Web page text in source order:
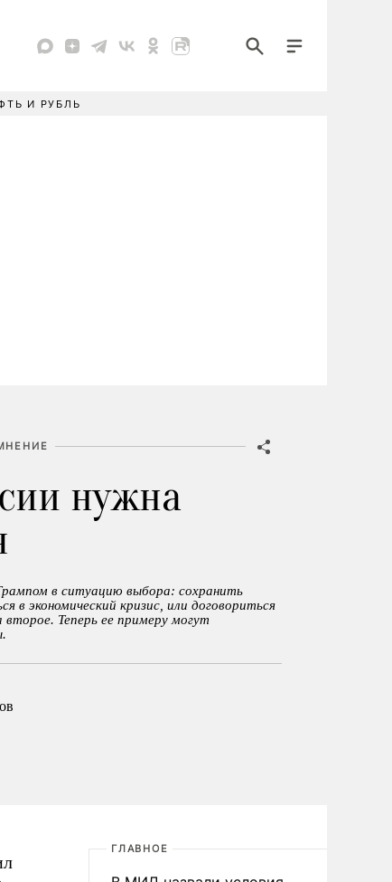
И РУБЛЬ
нужна
в ситуацию выбора: сохранить
в экономический кризис, или договориться
второе. Теперь ее примеру могут
ГЛАВНОЕ